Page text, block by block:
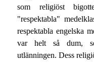
som religiöst
"respektabla"
respektabla engelska
var helt så dum,
utlänningen. Dess